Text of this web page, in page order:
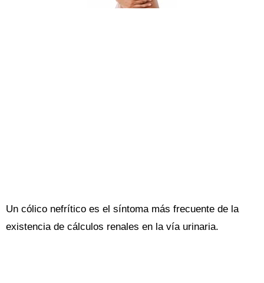
Un cólico nefrítico es el síntoma más frecuente de la
existencia de cálculos renales en la vía urinaria.